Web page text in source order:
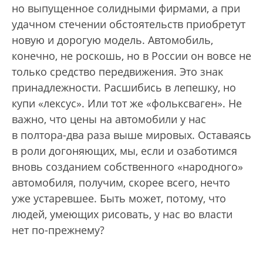
но выпущенное солидными фирмами, а при
удачном стечении обстоятельств приобретут
новую и дорогую модель. Автомобиль,
конечно, не роскошь, но в России он вовсе не
только средство передвижения. Это знак
принадлежности. Расшибись в лепешку, но
купи «лексус». Или тот же «фольксваген». Не
важно, что цены на автомобили у нас
в полтора-два раза выше мировых. Оставаясь
в роли догоняющих, мы, если и озаботимся
вновь созданием собственного «народного»
автомобиля, получим, скорее всего, нечто
уже устаревшее. Быть может, потому, что
людей, умеющих рисовать, у нас во власти
нет по-прежнему?